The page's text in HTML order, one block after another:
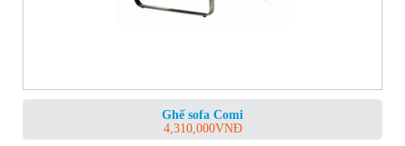
Ghế sofa Comi
4,310,000VNĐ